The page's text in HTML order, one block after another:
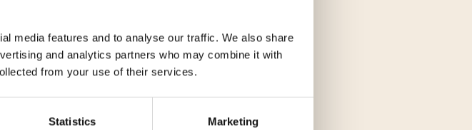
media features and to analyse our traffic. We also share
and analytics partners who may combine it with
from your use of their services.
Statistics Marketing